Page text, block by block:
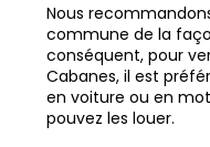
Nous
commune de la
conséquent, pour
Cabanes, il est
en voiture ou en
pouvez les louer.